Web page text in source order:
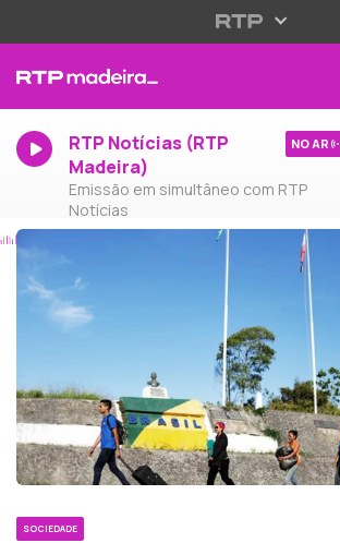
RTP Notícias (RTP
Madeira)
Emissão em simultâneo com RTP
Notícias
NO AR
SOCIEDADE